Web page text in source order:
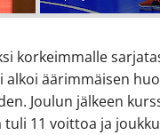
korkeimmalle
alkoi äärimmäisen
Joulun jälkeen
11 voittoa ja